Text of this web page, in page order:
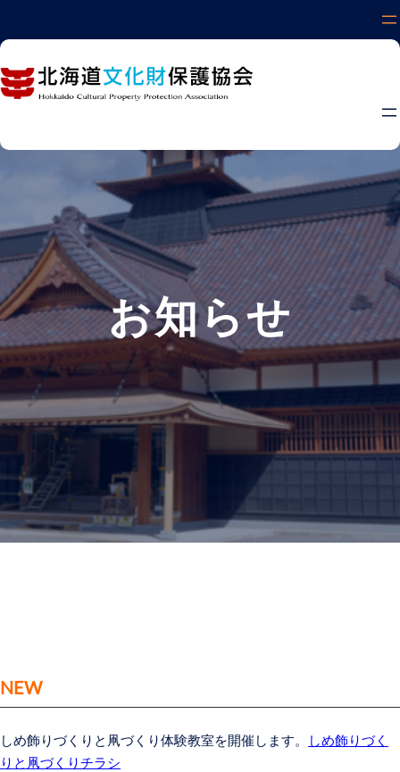
ス
キ
プ
お知らせ
NEW
しめ飾りづくりと凧づくり体験教室を開催します。
しめ飾りづく
りと凧づくりチラシ